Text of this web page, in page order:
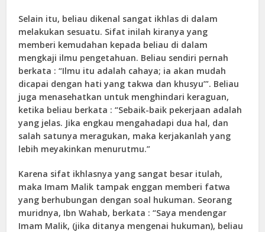
Selain itu, beliau dikenal sangat ikhlas di dalam
melakukan sesuatu. Sifat inilah kiranya yang
memberi kemudahan kepada beliau di dalam
mengkaji ilmu pengetahuan. Beliau sendiri pernah
berkata : “Ilmu itu adalah cahaya; ia akan mudah
dicapai dengan hati yang takwa dan khusyu’”. Beliau
juga menasehatkan untuk menghindari keraguan,
ketika beliau berkata : “Sebaik-baik pekerjaan adalah
yang jelas. Jika engkau mengahadapi dua hal, dan
salah satunya meragukan, maka kerjakanlah yang
lebih meyakinkan menurutmu.”
Karena sifat ikhlasnya yang sangat besar itulah,
maka Imam Malik tampak enggan memberi fatwa
yang berhubungan dengan soal hukuman. Seorang
muridnya, Ibn Wahab, berkata : “Saya mendengar
Imam Malik, (jika ditanya mengenai hukuman), beliau